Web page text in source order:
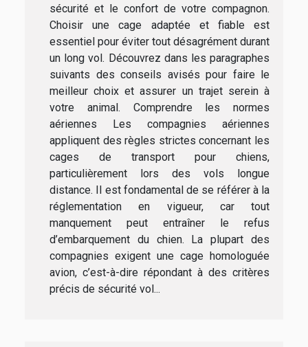
sécurité et le confort de votre compagnon.
Choisir une cage adaptée et fiable est
essentiel pour éviter tout désagrément durant
un long vol. Découvrez dans les paragraphes
suivants des conseils avisés pour faire le
meilleur choix et assurer un trajet serein à
votre animal. Comprendre les normes
aériennes Les compagnies aériennes
appliquent des règles strictes concernant les
cages de transport pour chiens,
particulièrement lors des vols longue
distance. Il est fondamental de se référer à la
réglementation en vigueur, car tout
manquement peut entraîner le refus
d’embarquement du chien. La plupart des
compagnies exigent une cage homologuée
avion, c’est-à-dire répondant à des critères
précis de sécurité vol...